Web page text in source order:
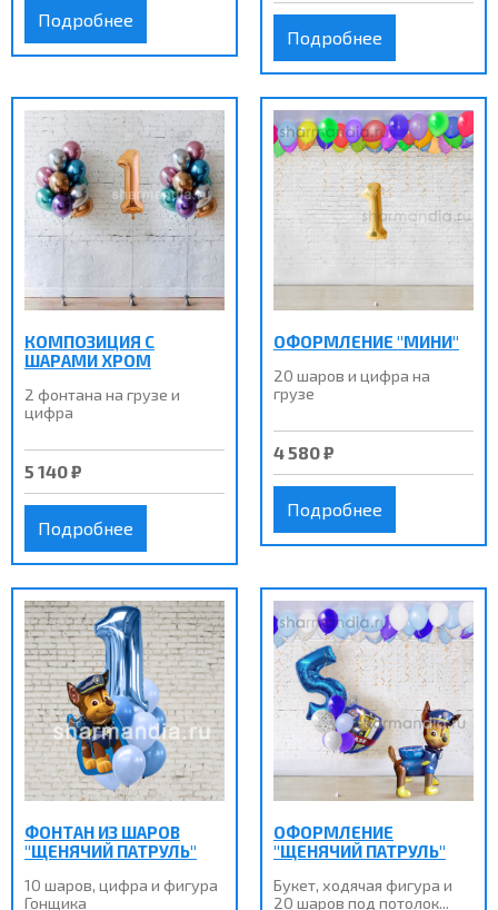
Подробнее
Подробнее
КОМПОЗИЦИЯ С
ШАРАМИ ХРОМ
2 фонтана на грузе и
цифра
5 140 ₽
Подробнее
ОФОРМЛЕНИЕ "МИНИ"
20 шаров и цифра на
грузе
4 580 ₽
Подробнее
ФОНТАН ИЗ ШАРОВ
"ЩЕНЯЧИЙ ПАТРУЛЬ"
10 шаров, цифра и фигура
Гонщика
ОФОРМЛЕНИЕ
"ЩЕНЯЧИЙ ПАТРУЛЬ"
Букет, ходячая фигура и
20 шаров под потолок...